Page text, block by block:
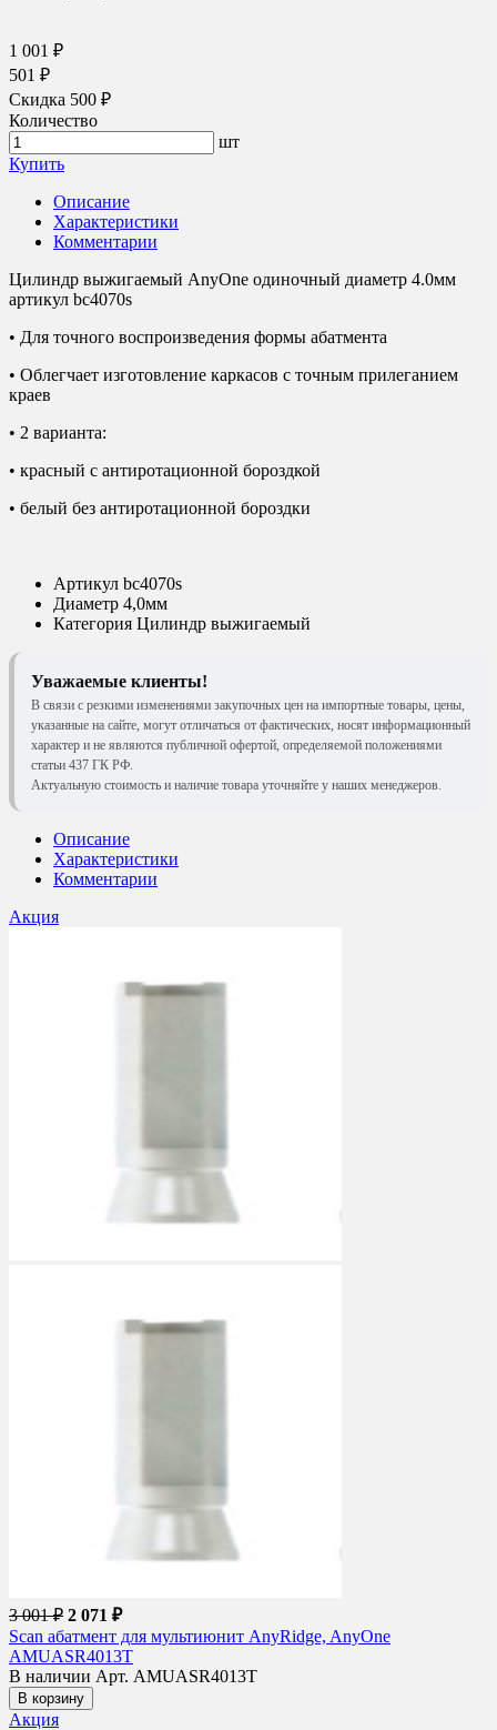
1 001 ₽
501 ₽
Скидка 500 ₽
Количество
шт
Купить
Описание
Характеристики
Комментарии
Цилиндр выжигаемый AnyOne одиночный диаметр 4.0мм
артикул bc4070s
• Для точного воспроизведения формы абатмента
• Облегчает изготовление каркасов с точным прилеганием
краев
• 2 варианта:
• красный с антиротационной бороздкой
• белый без антиротационной бороздки
Артикул bc4070s
Диаметр 4,0мм
Категория Цилиндр выжигаемый
Уважаемые клиенты!
В связи с резкими изменениями закупочных цен на импортные товары, цены,
указанные на сайте, могут отличаться от фактических, носят информационный
характер и не являются публичной офертой, определяемой положениями
статьи 437 ГК РФ.
Актуальную стоимость и наличие товара уточняйте у наших менеджеров.
Описание
Характеристики
Комментарии
Акция
3 001 ₽ 2 071 ₽
Scan абатмент для мультиюнит AnyRidge, AnyOne
AMUASR4013T
В наличии Арт. AMUASR4013T
В корзину
Акция